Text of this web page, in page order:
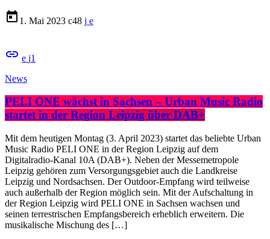
today 1. Mai 2023 48
insert_link
1
News
PELI ONE wächst in Sachsen – Urban Music Radio
startet in der Region Leipzig über DAB+
Mit dem heutigen Montag (3. April 2023) startet das beliebte Urban
Music Radio PELI ONE in der Region Leipzig auf dem
Digitalradio-Kanal 10A (DAB+). Neben der Messemetropole
Leipzig gehören zum Versorgungsgebiet auch die Landkreise
Leipzig und Nordsachsen. Der Outdoor-Empfang wird teilweise
auch außerhalb der Region möglich sein. Mit der Aufschaltung in
der Region Leipzig wird PELI ONE in Sachsen wachsen und
seinen terrestrischen Empfangsbereich erheblich erweitern. Die
musikalische Mischung des […]